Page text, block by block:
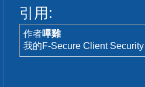
引用:
作者嗶雞
我的F-Secure Client